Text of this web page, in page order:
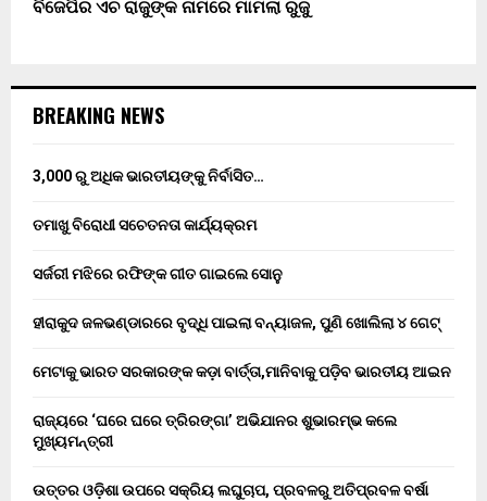
ବିଜେପିର ଏଚ ରାଜୁଙ୍କ ନାମରେ ମାମଲା ରୁଜୁ
BREAKING NEWS
3,000 ରୁ ଅଧିକ ଭାରତୀୟଙ୍କୁ ନିର୍ବାସିତ…
ତମାଖୁ ବିରୋଧୀ ସଚେତନତା କାର୍ଯ୍ୟକ୍ରମ
ସର୍ଜରୀ ମଝିରେ ରଫିଙ୍କ ଗୀତ ଗାଇଲେ ସୋନୁ
ହୀରାକୁଦ ଜଳଭଣ୍ଡାରରେ ବୃଦ୍ଧି ପାଇଲା ବନ୍ୟାଜଳ, ପୁଣି ଖୋଲିଲା ୪ ଗେଟ୍
ମେଟାକୁ ଭାରତ ସରକାରଙ୍କ କଡ଼ା ବାର୍ତ୍ତା,ମାନିବାକୁ ପଡ଼ିବ ଭାରତୀୟ ଆଇନ
ରାଜ୍ୟରେ ‘ଘରେ ଘରେ ତ୍ରିରଙ୍ଗା’ ଅଭିଯାନର ଶୁଭାରମ୍ଭ କଲେ
ମୁଖ୍ୟମନ୍ତ୍ରୀ
ଉତ୍ତର ଓଡ଼ିଶା ଉପରେ ସକ୍ରିୟ ଲଘୁଚାପ, ପ୍ରବଳରୁ ଅତିପ୍ରବଳ ବର୍ଷା